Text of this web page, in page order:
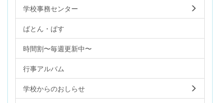
学校事務センター
ばとん・ぱす
時間割〜毎週更新中〜
行事アルバム
学校からのおしらせ